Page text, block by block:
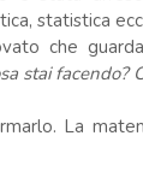
statistica
che
stai facendo?
La